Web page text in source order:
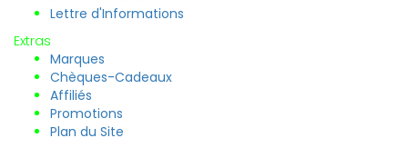
Lettre d'Informations
Extras
Marques
Chèques-Cadeaux
Affiliés
Promotions
Plan du Site